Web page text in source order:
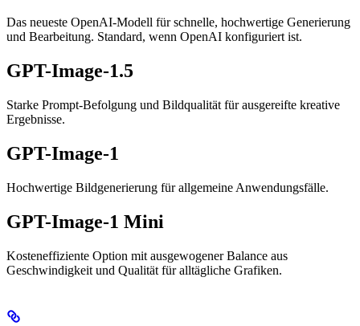
Das neueste OpenAI-Modell für schnelle, hochwertige Generierung
und Bearbeitung. Standard, wenn OpenAI konfiguriert ist.
GPT-Image-1.5
Starke Prompt-Befolgung und Bildqualität für ausgereifte kreative
Ergebnisse.
GPT-Image-1
Hochwertige Bildgenerierung für allgemeine Anwendungsfälle.
GPT-Image-1 Mini
Kosteneffiziente Option mit ausgewogener Balance aus
Geschwindigkeit und Qualität für alltägliche Grafiken.